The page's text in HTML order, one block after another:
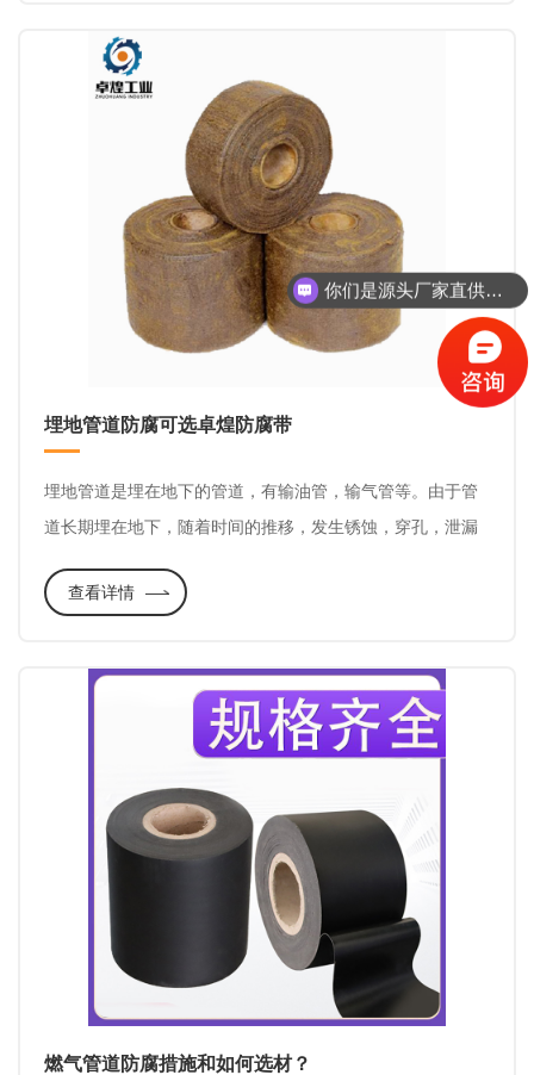
复，保证管道正常运行。下面小编从埋地管道防腐层检测到
防腐层修复说起。
埋地管道防腐可选卓煌防腐带
埋地管道是埋在地下的管道，有输油管，输气管等。由于管
道长期埋在地下，随着时间的推移，发生锈蚀，穿孔，泄漏
土壤含氧量、微生物的种群和数量、杂散电流等因素。可见
查看详情
燃气管道防腐措施和如何选材？
你们是源头厂家直供吗？